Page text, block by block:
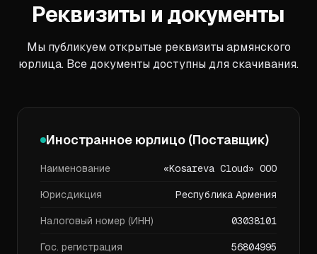
Реквизиты и документы
Мы публикуем открытые реквизиты армянского
юрлица. Все документы доступны для скачивания.
Иностранное юрлицо (Поставщик)
Наименование «Kosareva Cloud» ООО
Юрисдикция Республика Армения
Налоговый номер (ИНН) 03038101
Гос. регистрация 56804995